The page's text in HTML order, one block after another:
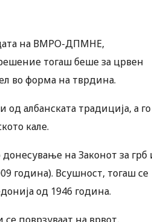
на ВМРО-ДПМНЕ,
тогаш беше за црвен
во форма на тврдина.
од албанската традиција, а го
кале.
на Законот за грб
година). Всушност, тогаш се
од 1946 година.